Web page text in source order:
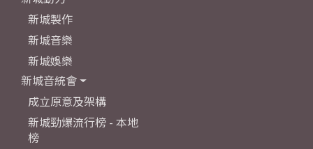
新城製作
新城音樂
新城娛樂
新城音統會
成立原意及架構
新城勁爆流行榜 - 本地
榜